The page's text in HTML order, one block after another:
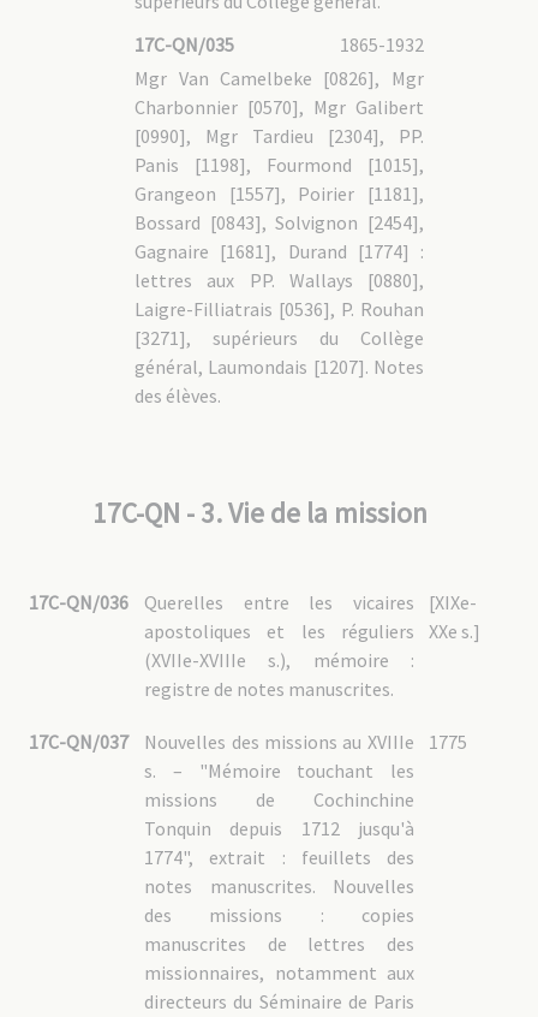
17C-QN/035
1865-1932
Mgr Van Camelbeke [0826], Mgr
Charbonnier [0570], Mgr Galibert
[0990], Mgr Tardieu [2304], PP.
Panis [1198], Fourmond [1015],
Grangeon [1557], Poirier [1181],
Bossard [0843], Solvignon [2454],
Gagnaire [1681], Durand [1774] :
lettres aux PP. Wallays [0880],
Laigre-Filliatrais [0536], P. Rouhan
[3271], supérieurs du Collège
général, Laumondais [1207]. Notes
des élèves.
17C-QN - 3. Vie de la mission
17C-QN/036
[XIXe-
XXe s.]
Querelles entre les vicaires
apostoliques et les réguliers
(XVIIe-XVIIIe s.), mémoire :
registre de notes manuscrites.
17C-QN/037 1775
Nouvelles des missions au XVIIIe
s. – "Mémoire touchant les
missions de Cochinchine
Tonquin depuis 1712 jusqu'à
1774", extrait : feuillets des
notes manuscrites. Nouvelles
des missions : copies
manuscrites de lettres des
missionnaires, notamment aux
directeurs du Séminaire de Paris